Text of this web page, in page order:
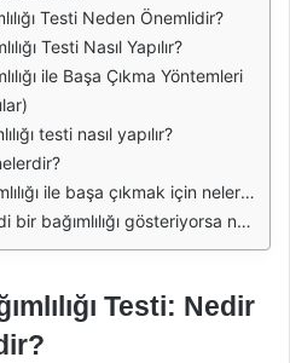
Testi Neden Önemlidir?
Testi Nasıl Yapılır?
ile Başa Çıkma Yöntemleri
testi nasıl yapılır?
ile başa çıkmak için neler yapabilirim?
gösteriyorsa ne yapmalıyım?
Testi: Nedir